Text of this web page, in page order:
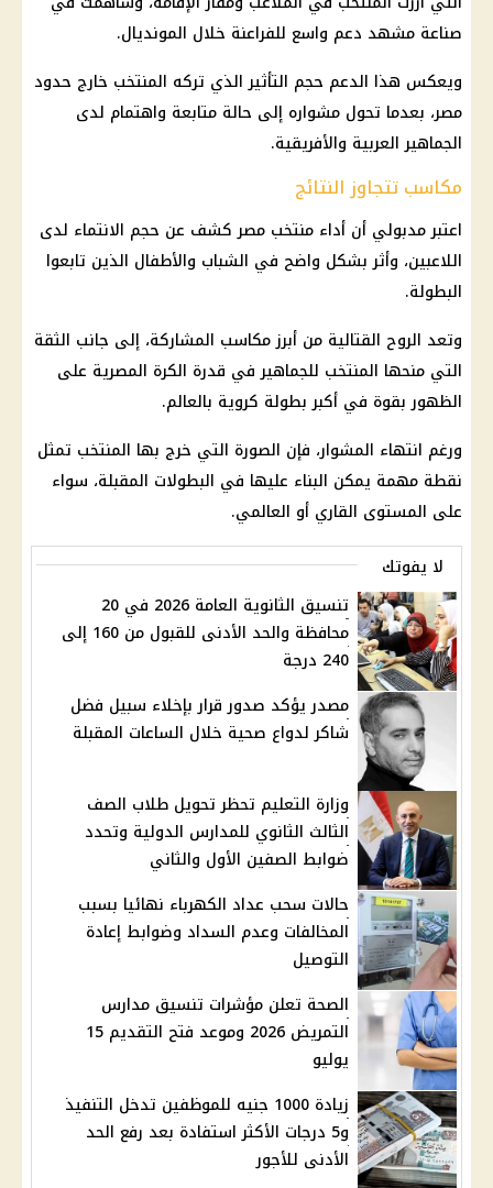
صناعة مشهد دعم واسع للفراعنة خلال المونديال.
ويعكس هذا الدعم حجم التأثير الذي تركه المنتخب خارج حدود
مصر، بعدما تحول مشواره إلى حالة متابعة واهتمام لدى
الجماهير العربية والأفريقية.
مكاسب تتجاوز النتائج
اعتبر مدبولي أن أداء منتخب مصركشف عن حجم الانتماء لدى
اللاعبين، وأثر بشكل واضح في الشباب والأطفال الذين تابعوا
البطولة.
وتعد الروح القتالية من أبرز مكاسب المشاركة، إلى جانب الثقة
التي منحها المنتخب للجماهير في قدرة الكرة المصرية على
الظهور بقوة في أكبر بطولة كروية بالعالم.
ورغم انتهاء المشوار، فإن الصورة التي خرج بها المنتخب تمثل
نقطة مهمة يمكن البناء عليها في البطولات المقبلة، سواء
على المستوى القاري أو العالمي.
لا يفوتك
تنسيق الثانوية العامة 2026 في 20
محافظة والحد الأدنى للقبول من 160 إلى
240 درجة
مصدر يؤكد صدور قرار بإخلاء سبيل فضل
شاكر لدواع صحية خلال الساعات المقبلة
وزارة التعليم تحظر تحويل طلاب الصف
الثالث الثانوي للمدارس الدولية وتحدد
ضوابط الصفين الأول والثاني
حالات سحب عداد الكهرباء نهائيا بسبب
المخالفات وعدم السداد وضوابط إعادة
التوصيل
الصحة تعلن مؤشرات تنسيق مدارس
التمريض 2026 وموعد فتح التقديم 15
يوليو
زيادة 1000 جنيه للموظفين تدخل التنفيذ
و5 درجات الأكثر استفادة بعد رفع الحد
الأدنى للأجور